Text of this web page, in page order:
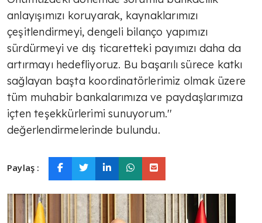
anlayışımızı koruyarak, kaynaklarımızı
çeşitlendirmeyi, dengeli bilanço yapımızı
sürdürmeyi ve dış ticaretteki payımızı daha da
artırmayı hedefliyoruz. Bu başarılı sürece katkı
sağlayan başta koordinatörlerimiz olmak üzere
tüm muhabir bankalarımıza ve paydaşlarımıza
içten teşekkürlerimi sunuyorum.''
değerlendirmelerinde bulundu.
Paylaş :